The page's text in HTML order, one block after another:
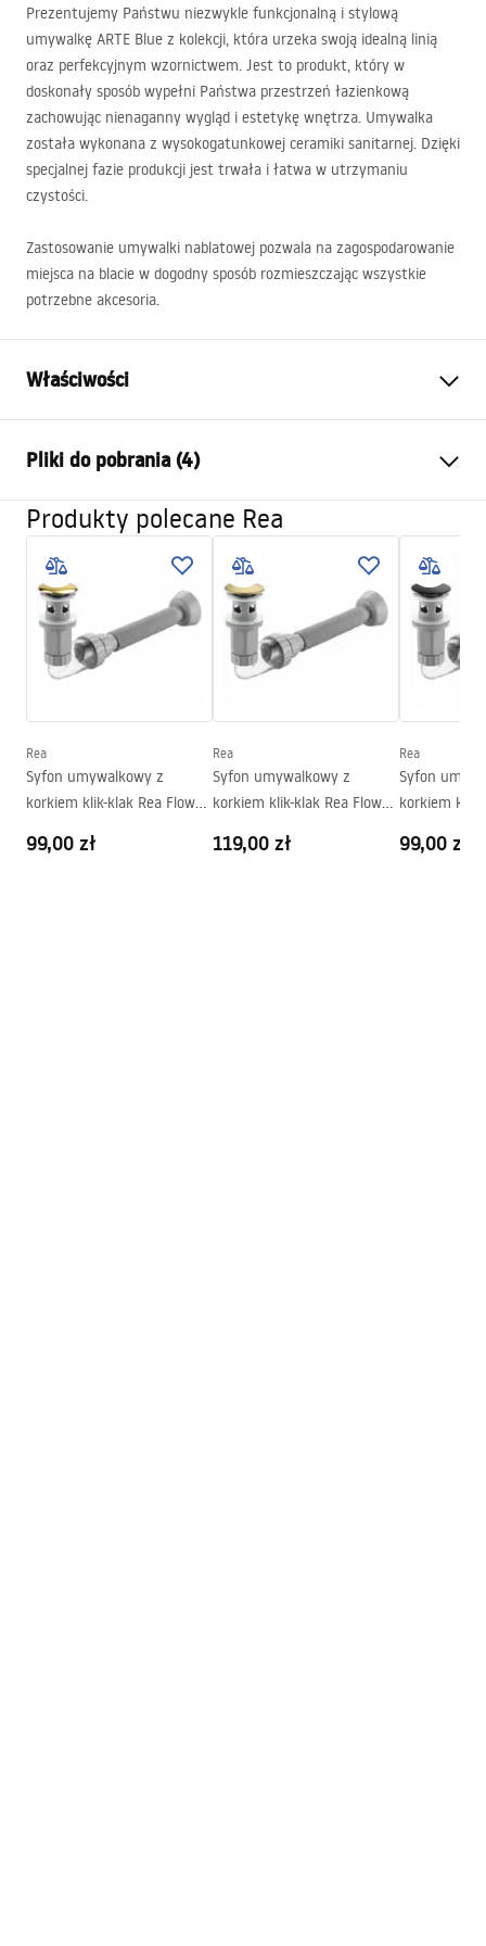
Prezentujemy Państwu niezwykle funkcjonalną i stylową
umywalkę ARTE Blue z kolekcji, która urzeka swoją idealną linią
oraz perfekcyjnym wzornictwem. Jest to produkt, który w
doskonały sposób wypełni Państwa przestrzeń łazienkową
zachowując nienaganny wygląd i estetykę wnętrza. Umywalka
została wykonana z wysokogatunkowej ceramiki sanitarnej. Dzięki
specjalnej fazie produkcji jest trwała i łatwa w utrzymaniu
czystości.
Zastosowanie umywalki nablatowej pozwala na zagospodarowanie
miejsca na blacie w dogodny sposób rozmieszczając wszystkie
potrzebne akcesoria.
Właściwości
Kolor:
Wykończenie:
Połysk
Długość:
400mm
Szerokość (mm):
400
Wysokość (mm):
115
Głębokość (mm):
100mm
Kształt:
Okrągła
Otwór przelewowy
Pliki do pobrania (4)
Instrukcja montażu
Karta produktu
UMYWALKA ARTE BLUE - NABLATOWA.pdf
Deklaracja Właściwości Użytkowych
ARTE BLUE Deklaracja.pdf
Warranty_Terms_and_Conditions_Basins_-_5.pdf
Produkty polecane Rea
Rea
Syfon umywalkowy z
korkiem klik-klak Rea Flow
99,00 zł
Rea
Syfon umywalkowy z
korkiem klik-klak Rea Flow
119,00 zł
Rea
Syfon
korkiem klik-
99,00 zł